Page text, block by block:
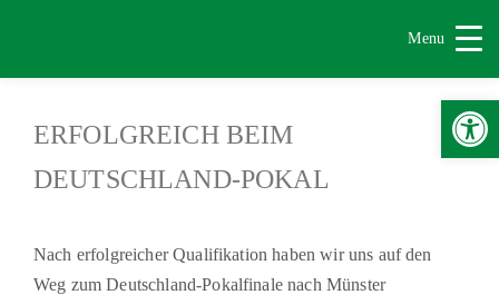
Menu
ERFOLGREICH BEIM
DEUTSCHLAND-POKAL
Nach erfolgreicher Qualifikation haben wir uns auf den
Weg zum Deutschland-Pokalfinale nach Münster